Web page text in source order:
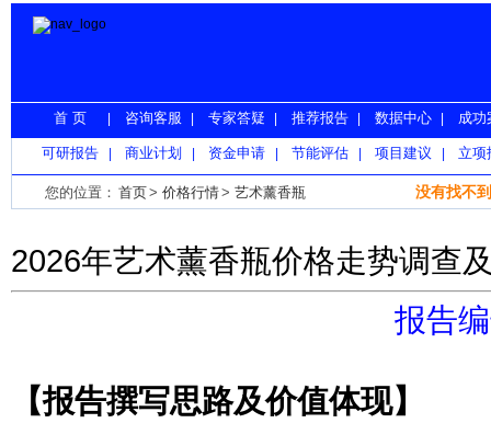
首 页 咨询客服 专家答疑 推荐报告 数据中心 成功
可研报告 商业计划 资金申请 节能评估 项目建议 立项
您的位置： 首页> 价格行情> 艺术薰香瓶 没有找不
2026年艺术薰香瓶价格走势调查
报告
【报告撰写思路及价值体现】